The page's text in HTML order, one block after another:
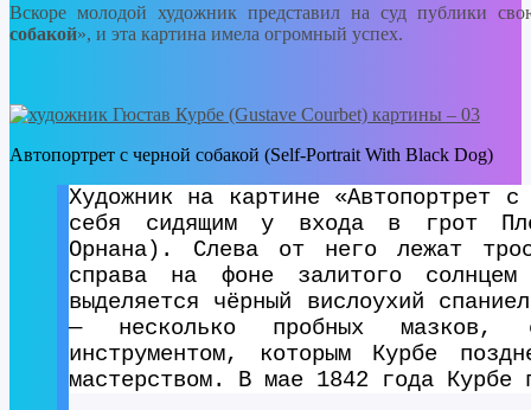
Вскоре молодой художник представил на суд публики
собакой», и эта картина имела огромный успех.
Автопортрет с черной собакой (Self-Portrait With Black Dog)
Художник на картине «Автопортрет
себя сидящим у входа в грот
Орнана). Слева от него лежат
справа на фоне залитого солнцем
выделяется чёрный вислоухий
— несколько пробных мазков,
инструментом, которым Курбе
мастерством. В мае 1842 года Курбе